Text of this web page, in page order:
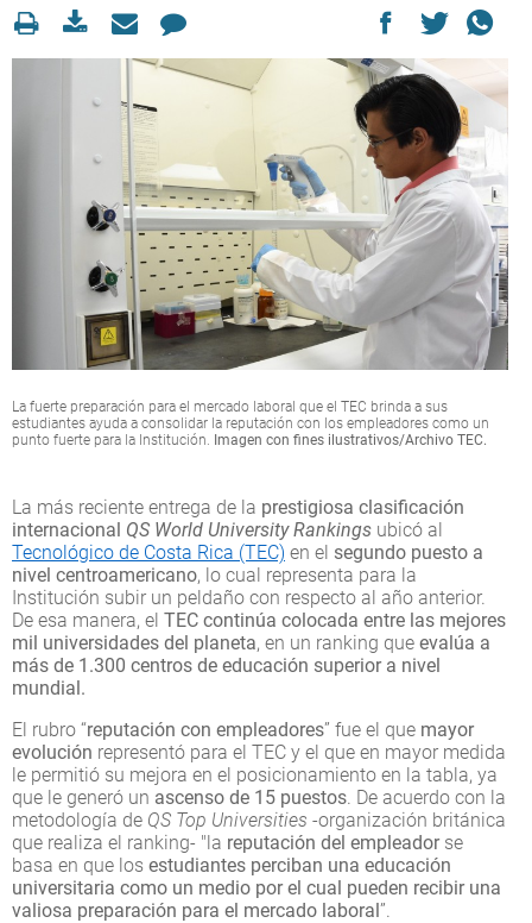
La fuerte preparación para el mercado laboral que el TEC brinda a sus
estudiantes ayuda a consolidar la reputación con los empleadores como un
punto fuerte para la Institución. Imagen con fines ilustrativos/Archivo TEC.
La más reciente entrega de la prestigiosa clasificación
internacional QS World University Rankings ubicó al
Tecnológico de Costa Rica (TEC) en el segundo puesto a
nivel centroamericano, lo cual representa para la
Institución subir un peldaño con respecto al año anterior.
De esa manera, el TEC continúa colocada entre las mejores
mil universidades del planeta, en un ranking que evalúa a
más de 1.300 centros de educación superior a nivel
mundial.
El rubro “reputación con empleadores” fue el que mayor
evolución representó para el TEC y el que en mayor medida
le permitió su mejora en el posicionamiento en la tabla, ya
que le generó un ascenso de 15 puestos. De acuerdo con la
metodología de QS Top Universities -organización británica
que realiza el ranking- "la reputación del empleadorse
basa en que los estudiantes perciban una educación
universitaria como un medio por el cual pueden recibir una
valiosa preparación para el mercado laboral”.